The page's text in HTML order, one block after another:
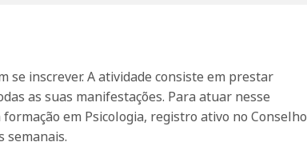
se inscrever. A atividade consiste em prestar
as suas manifestações. Para atuar nesse
em Psicologia, registro ativo no Conselho
semanais.